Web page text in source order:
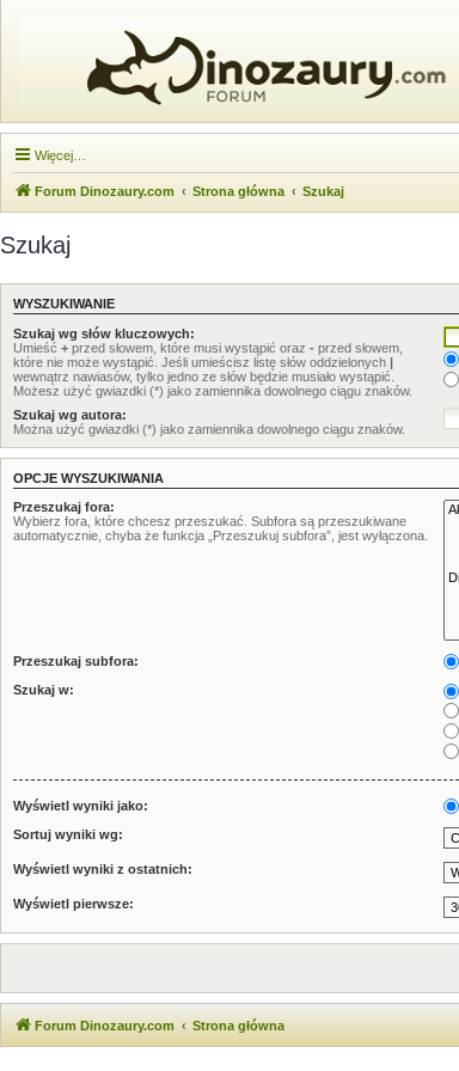
Więcej…
Forum Dinozaury.com Strona główna Szukaj
Szukaj
WYSZUKIWANIE
Szukaj wg słów kluczowych:
Umieść + przed słowem, które musi wystąpić oraz - przed słowem,
które nie może wystąpić. Jeśli umieścisz listę słów oddzielonych |
wewnątrz nawiasów, tylko jedno ze słów będzie musiało wystąpić.
Możesz użyć gwiazdki (*) jako zamiennika dowolnego ciągu znaków.
Szukaj wg autora:
Można użyć gwiazdki (*) jako zamiennika dowolnego ciągu znaków.
OPCJE WYSZUKIWANIA
Przeszukaj fora:
Wybierz fora, które chcesz przeszukać. Subfora są przeszukiwane
automatycznie, chyba że funkcja „Przeszukuj subfora”, jest wyłączona.
Przeszukaj subfora:
Szukaj w:
Wyświetl wyniki jako:
Sortuj wyniki wg:
Wyświetl wyniki z ostatnich:
Wyświetl pierwsze:
Forum Dinozaury.com Strona główna